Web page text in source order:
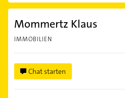
Mommertz Klaus
IMMOBILIEN
Chat starten